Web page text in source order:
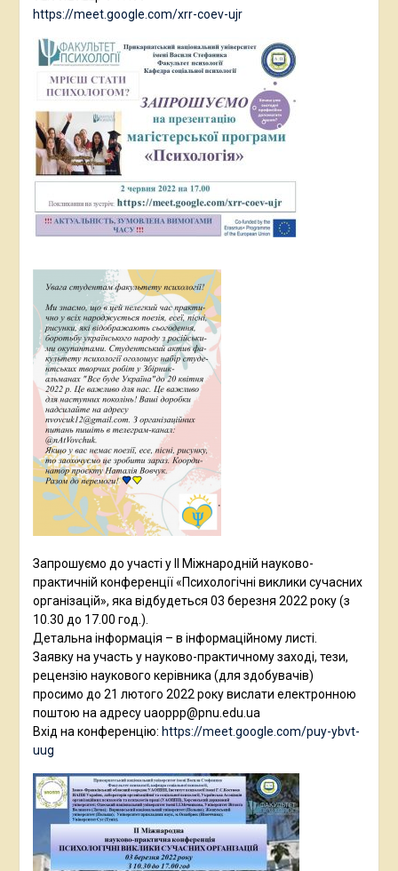
https://meet.google.com/xrr-coev-ujr
Запрошуємо до участі у ІІ Міжнародній науково-
практичній конференції «Психологічні виклики сучасних
організацій», яка відбудеться 03 березня 2022 року (з
10.30 до 17.00 год.).
Детальна інформація – в інформаційному листі.
Заявку на участь у науково-практичному заході, тези,
рецензію наукового керівника (для здобувачів)
просимо до 21 лютого 2022 року вислати електронною
поштою на адресу uaoppp@pnu.edu.ua
Вхід на конференцію: https://meet.google.com/puy-ybvt-
uug